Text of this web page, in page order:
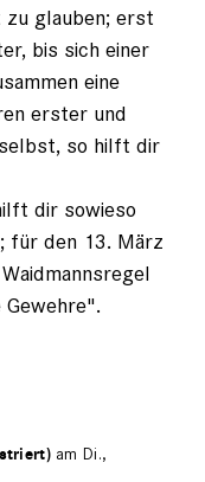
zu glauben; erst
bis sich einer
eine
erster und
so hilft dir
dir sowieso
für den 13. März
am Di.,